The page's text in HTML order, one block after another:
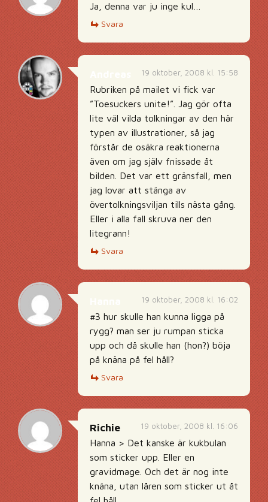
Ja, denna var ju inge kul…
Svara
19 oktober, 2008 kl. 15:58
Rubriken på mailet vi fick var
”Toesuckers unite!”. Jag gör ofta
lite väl vilda tolkningar av den här
typen av illustrationer, så jag
förstår de osäkra reaktionerna
även om jag själv fnissade åt
bilden. Det var ett gränsfall, men
jag lovar att stänga av
övertolkningsviljan tills nästa gång.
Eller i alla fall skruva ner den
litegrann!
Svara
19 oktober, 2008 kl. 16:02
#3 hur skulle han kunna ligga på
rygg? man ser ju rumpan sticka
upp och då skulle han (hon?) böja
på knäna på fel håll?
Svara
19 oktober, 2008 kl. 16:06
Richie
Hanna > Det kanske är kukbulan
som sticker upp. Eller en
gravidmage. Och det är nog inte
knäna, utan låren som sticker ut åt